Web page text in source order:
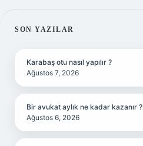
SIDEBAR
SON YAZILAR
Karabaş otu nasıl yapılır ?
Ağustos 7, 2026
Bir avukat aylık ne kadar kazanır ?
Ağustos 6, 2026